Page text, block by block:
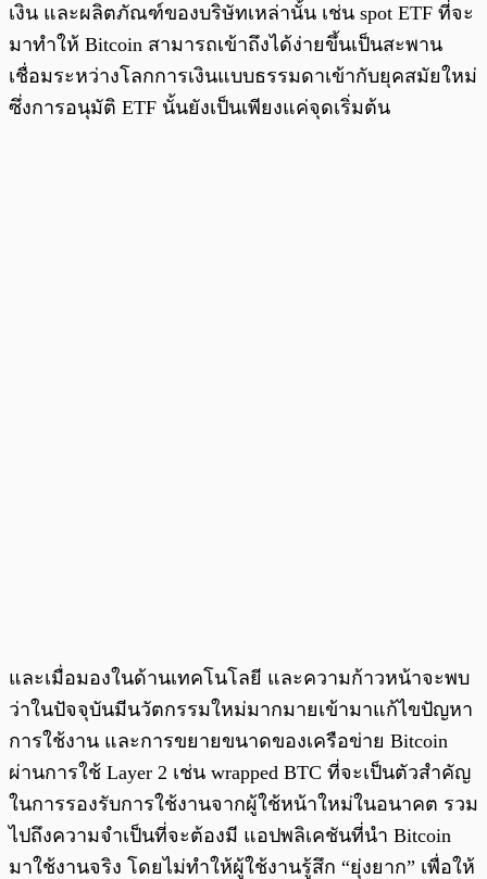
เงิน และผลิตภัณฑ์ของบริษัทเหล่านั้น เช่น spot ETF ที่จะ
มาทำให้ Bitcoin สามารถเข้าถึงได้ง่ายขึ้นเป็นสะพาน
เชื่อมระหว่างโลกการเงินแบบธรรมดาเข้ากับยุคสมัยใหม่
ซึ่งการอนุมัติ ETF นั้นยังเป็นเพียงแค่จุดเริ่มต้น
และเมื่อมองในด้านเทคโนโลยี และความก้าวหน้าจะพบ
ว่าในปัจจุบันมีนวัตกรรมใหม่มากมายเข้ามาแก้ไขปัญหา
การใช้งาน และการขยายขนาดของเครือข่าย Bitcoin
ผ่านการใช้ Layer 2 เช่น wrapped BTC ที่จะเป็นตัวสำคัญ
ในการรองรับการใช้งานจากผู้ใช้หน้าใหม่ในอนาคต รวม
ไปถึงความจำเป็นที่จะต้องมี แอปพลิเคชันที่นำ Bitcoin
มาใช้งานจริง โดยไม่ทำให้ผู้ใช้งานรู้สึก “ยุ่งยาก” เพื่อให้